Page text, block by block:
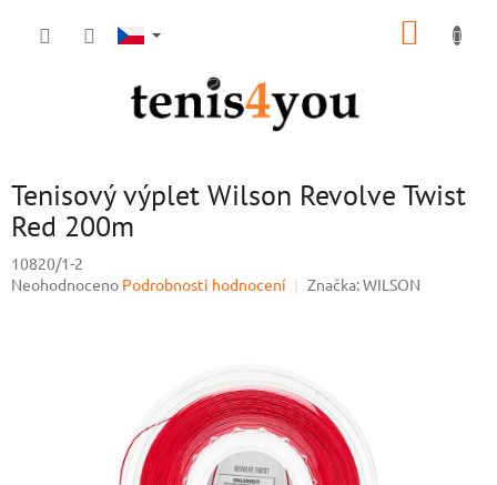
Tenisový výplet Wilson Revolve Twist
Red 200m
10820/1-2
Průměrné
Neohodnoceno Podrobnosti hodnocení Značka:WILSON